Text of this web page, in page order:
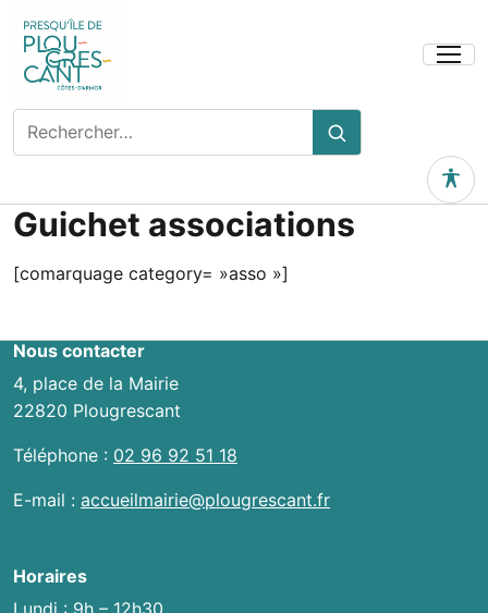
Ouvrir
Rechercher
sur
site
Rechercher
Outils
Guichet associations
[comarquage category= »asso »]
Nous contacter
4, place de la Mairie
22820 Plougrescant
Téléphone : 02 96 92 51 18
E-mail : accueilmairie@plougrescant.fr
Horaires